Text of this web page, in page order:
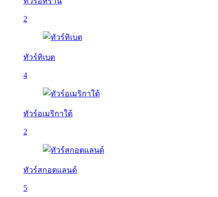
2
ทัวร์ทิเบต
4
ทัวร์อเมริกาใต้
2
ทัวร์สกอตแลนด์
5